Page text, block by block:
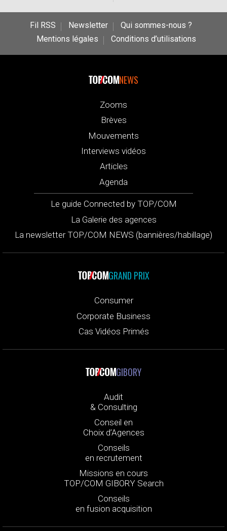
Fil RSS Newsletter
Qui sommes-nous ?
Mentions légales
Conditions d’utilisations
NEWS
Zooms
Brèves
Mouvements
Interviews vidéos
Articles
Agenda
Le guide Connected by TOP/COM
La Galerie des agences
La newsletter TOP/COM NEWS (bannières/habillage)
GRAND PRIX
Consumer
Corporate Business
Cas Vidéos Primés
GIBORY
Audit
& Consulting
Conseil en
Choix d’Agences
Conseils
en recrutement
Missions en cours
TOP/COM GIBORY Search
Conseils
en fusion acquisition